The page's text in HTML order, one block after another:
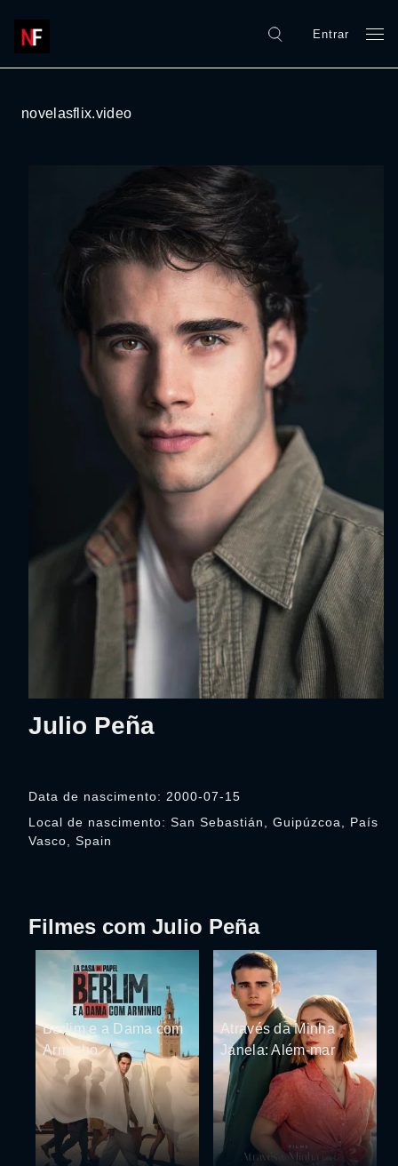
Entrar
novelasflix.video
Julio Peña
Data de nascimento: 2000-07-15
Local de nascimento: San Sebastián, Guipúzcoa, País
Vasco, Spain
Filmes com Julio Peña
Berlim e a Dama com
Arminho
Através da Minha
Janela: Além-mar